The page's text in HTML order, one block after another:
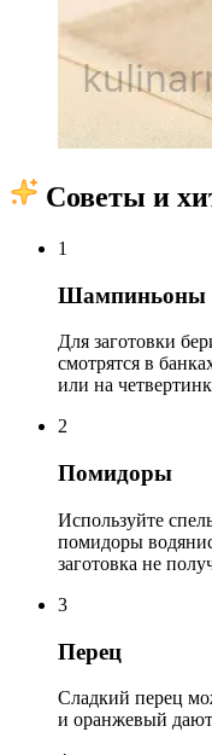
Советы и
1
Шампиньоны
Для заготовки
смотрятся в
или на
2
Помидоры
Используйте
помидоры
заготовка не
3
Перец
Сладкий перец
и оранжевый дают